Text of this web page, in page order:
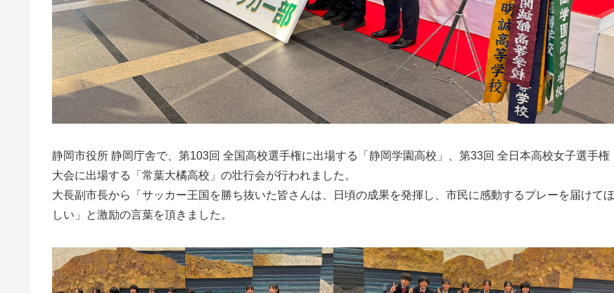
静岡市役所 静岡庁舎で、第103回 全国高校選手権に出場する「静岡学園高校」、第33回 全日本高校女子選手権
大会に出場する「常葉大橘高校」の壮行会が行われました。
大長副市長から「サッカー王国を勝ち抜いた皆さんは、日頃の成果を発揮し、市民に感動するプレーを届けてほ
しい」と激励の言葉を頂きました。